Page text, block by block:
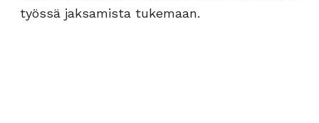
työssä jaksamista tukemaan.